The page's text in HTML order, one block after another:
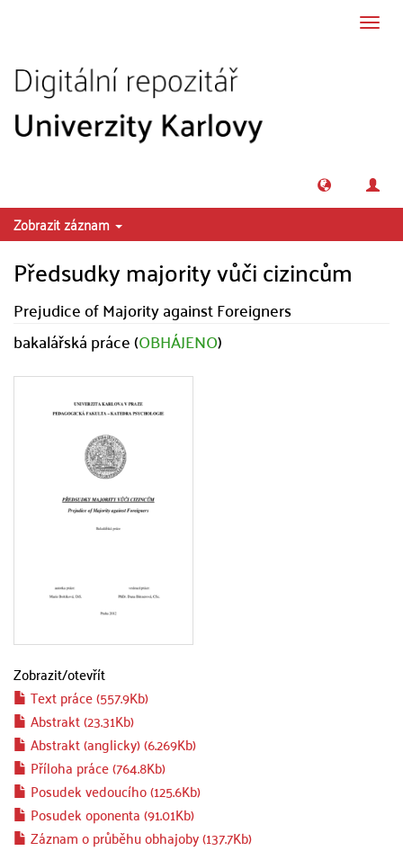
Zobrazit záznam
Předsudky majority vůči cizincům
Prejudice of Majority against Foreigners
bakalářská práce (OBHÁJENO)
Zobrazit/otevřít
Text práce (557.9Kb)
Abstrakt (23.31Kb)
Abstrakt (anglicky) (6.269Kb)
Příloha práce (764.8Kb)
Posudek vedoucího (125.6Kb)
Posudek oponenta (91.01Kb)
Záznam o průběhu obhajoby (137.7Kb)